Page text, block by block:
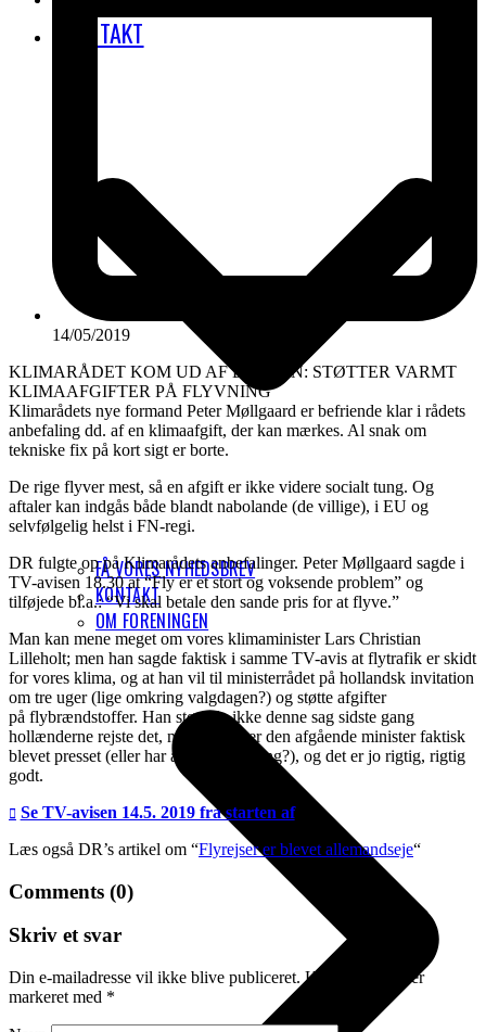
KONTAKT
FÅ VORES NYHEDSBREV
KONTAKT
OM FORENINGEN
14/05/2019
KLIMARÅDET KOM UD AF BUSKEN: STØTTER VARMT
KLIMAAFGIFTER PÅ FLYVNING
Klimarådets nye formand Peter Møllgaard er befriende klar i rådets
anbefaling dd. af en klimaafgift, der kan mærkes. Al snak om
tekniske fix på kort sigt er borte.
De rige flyver mest, så en afgift er ikke videre socialt tung. Og
aftaler kan indgås både blandt nabolande (de villige), i EU og
selvfølgelig helst i FN-regi.
DR fulgte op på Klimarådets anbefalinger. Peter Møllgaard sagde i
TV-avisen 18.30 at “Fly er et stort og voksende problem” og
tilføjede bl.a.: “Vi skal betale den sande pris for at flyve.”
Man kan mene meget om vores klimaminister Lars Christian
Lilleholt; men han sagde faktisk i samme TV-avis at flytrafik er skidt
for vores klima, og at han vil til ministerrådet på hollandsk invitation
om tre uger (lige omkring valgdagen?) og støtte afgifter
på flybrændstoffer. Han støttede ikke denne sag sidste gang
hollænderne rejste det, men måske er den afgående minister faktisk
blevet presset (eller har ændret holdning?), og det er jo rigtig, rigtig
godt.
Se TV-avisen 14.5. 2019 fra starten af
Læs også DR’s artikel om “Flyrejser er blevet allemandseje“
Comments (0)
Skriv et svar
Din e-mailadresse vil ikke blive publiceret. Krævede felter er
markeret med *